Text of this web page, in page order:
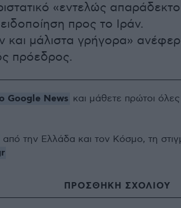
«εντελώς
προς το Ιράν.
και μάλιστα γρήγορα»
πρόεδρος.
Google News και μάθετε πρώτοι όλες
από την Ελλάδα και τον Κόσμο, τη
ΠΡΟΣΘΗΚΗ ΣΧΟΛΙΟΥ